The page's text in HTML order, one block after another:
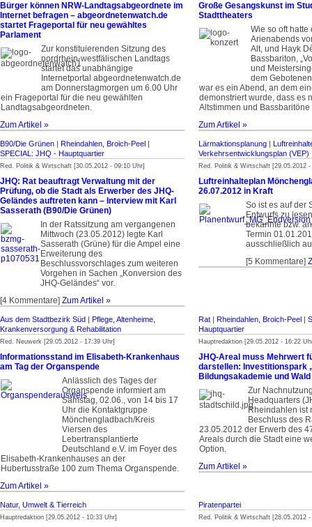
Bürger können NRW-Landtags­abgeordnete im
Internet befragen – abgeordnetenwatch.de
startet Frageportal für neu gewähltes
Parlament
Zur konstituierenden Sitzung des
nordrhein-westfälischen Landtags
startet das unabhängige
Internetportal abgeordnetenwatch.de
am Donnerstagmorgen um 6.00 Uhr
ein Frageportal für die neu gewählten
Landtagsabgeordneten.
Zum Artikel »
Große Gesangskunst im
Stadttheaters
Wie so oft hatte
Arienabends
Alt, und Hayk
Bassbariton,
und
dem
war es ein Abend, an dem
demonstriert wurde, dass es
Altstimmen und
Zum Artikel »
B90/Die Grünen | Rheindahlen, Broich-Peel |
SPECIAL: JHQ - Haupt­quartier
Red. Politik & Wirtschaft [30.05.2012 - 09:10 Uhr]
JHQ: Rat beauftragt Verwaltung mit der
Prüfung, ob die Stadt als Erwerber des JHQ-
Geländes auftreten kann – Interview mit Karl
Sasserath (B90/Die Grünen)
In der Ratssitzung am vergangenen
Mittwoch (23.05.2012) legte Karl
Sasserath (Grüne) für die Ampel eine
Erweiterung des
Beschlussvorschlages zum weiteren
Vorgehen in Sachen „Konversion des
JHQ-Geländes“ vor.
[4 Kommentare] Zum Artikel »
Lärmaktionsplanung |
Verkehrsentwicklungsplan (VEP)
Red. Politik & Wirtschaft [29.05.2012
Luftreinhalteplan
26.07.2012 in Kraft
So ist es auf der
Entwurfs zu
bekannte bzw.
Termin
ausschließlich
[5 Kommentare]
Aus dem Stadtbezirk Süd | Pflege, Altenheime,
Krankenversorgung & Rehabilitation
Red. Neuwerk [29.05.2012 - 17:39 Uhr]
Informationsstand im Elisabeth-Krankenhaus
am Tag der Organspende
Anlässlich des Tages der
Organspende informiert am
Samstag, 02.06., von 14 bis 17
Uhr die Kontaktgruppe
Mönchengladbach/Kreis
Viersen des
Lebertransplantierte
Deutschland e.V. im Foyer des
Elisabeth-Krankenhauses an der
Hubertusstraße 100 zum Thema Organspende.
Zum Artikel »
Rat | Rheindahlen, Broich-Peel |
Haupt­quartier
Hauptredaktion [29.05.2012 - 16:22
JHQ-Areal muss Mehrwert
darstellen: Investitionspark
Bildungsakademie und Wald
Zur
Headquarters
Rheindahlen ist
Beschluss des
23.05.2012 der Erwerb des
Areals durch die Stadt eine
Option.
Zum Artikel »
Natur, Umwelt & Tierreich
Hauptredaktion [29.05.2012 - 10:33 Uhr]
Piratenpartei
Red. Politik & Wirtschaft [28.05.2012 -